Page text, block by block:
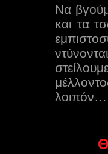
Να
και τα
λοιπόν…